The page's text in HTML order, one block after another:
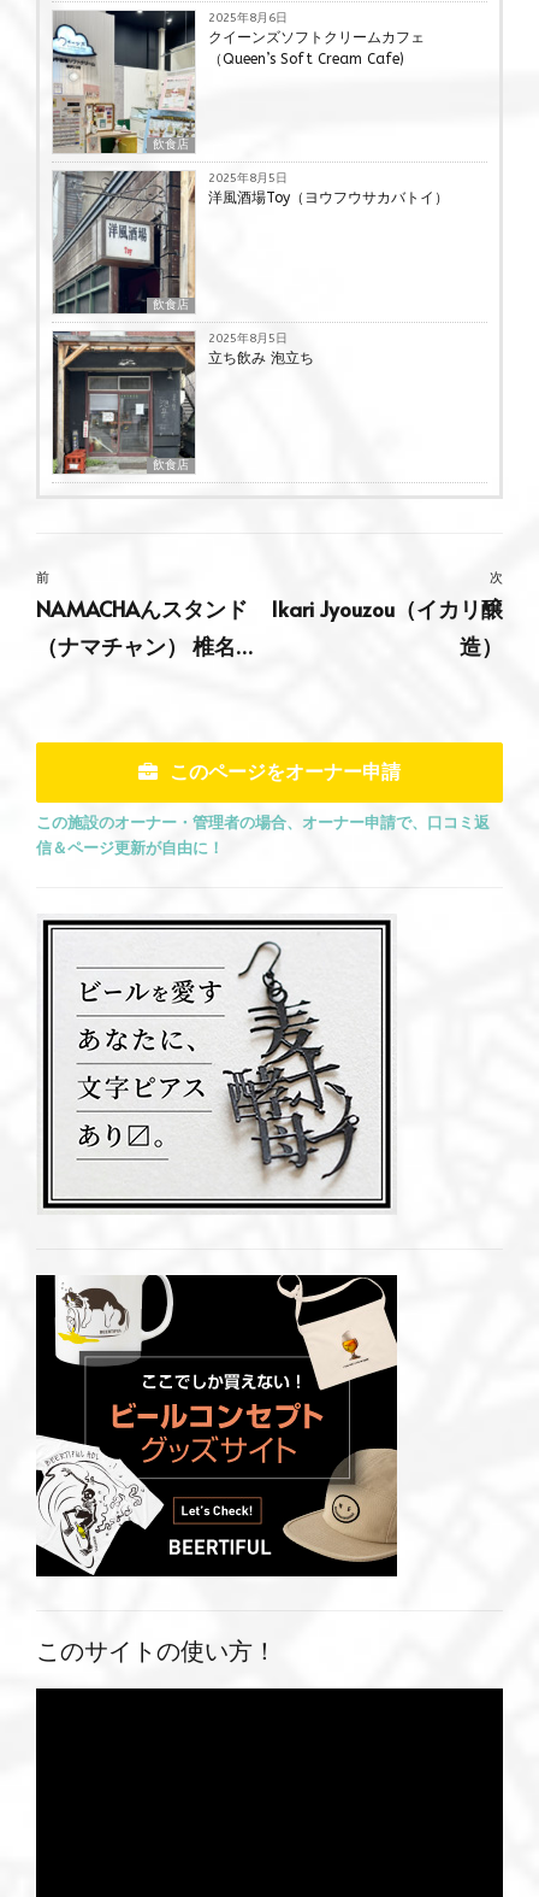
飲食店
2025年8月6日
クイーンズソフトクリームカフェ
（Queen’s Soft Cream Cafe)
飲食店
2025年8月5日
洋風酒場Toy（ヨウフウサカバトイ）
飲食店
2025年8月5日
立ち飲み 泡立ち
前
NAMACHAんスタンド
（ナマチャン） 椎名町
次
Ikari Jyouzou（イカリ醸
造）
このページをオーナー申請
この施設のオーナー・管理者の場合、オーナー申請で、口コミ返
信＆ページ更新が自由に！
このサイトの使い方！